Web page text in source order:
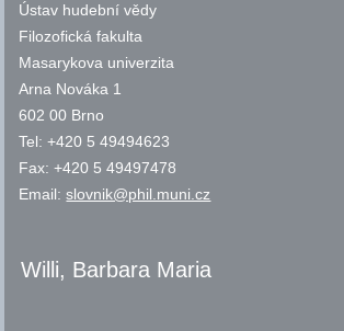
Ústav hudební vědy
Filozofická fakulta
Masarykova univerzita
Arna Nováka 1
602 00 Brno
Tel: +420 5 49494623
Fax: +420 5 49497478
Email:slovnik@phil.muni.cz
Willi, Barbara Maria